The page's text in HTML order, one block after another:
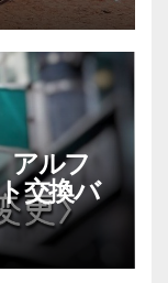
アルフ
交換バ